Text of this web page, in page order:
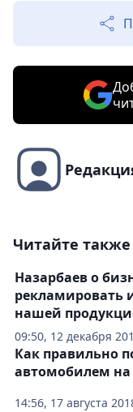
Читайте также
09:50, 12 декабря
Назарбаев о
рекламировать
нашей
14:56, 17 августа
Как правильно
автомобилем на